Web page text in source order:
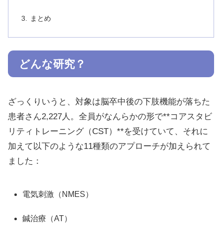
まとめ
どんな研究？
ざっくりいうと、対象は脳卒中後の下肢機能が落ちた
患者さん2,227人。全員がなんらかの形で**コアスタビ
リティトレーニング（CST）**を受けていて、それに
加えて以下のような11種類のアプローチが加えられて
ました：
電気刺激（NMES）
鍼治療（AT）